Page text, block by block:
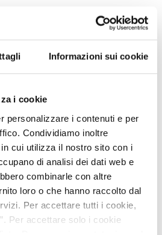
Informazioni sui cookie
i cookie
personalizzare i contenuti e per
Condividiamo inoltre
cui utilizza il nostro sito con i
di analisi dei dati web e
combinarle con altre
loro o che hanno raccolto dal
Per accettare tutti i cookie,
Per accettare solo i cookie